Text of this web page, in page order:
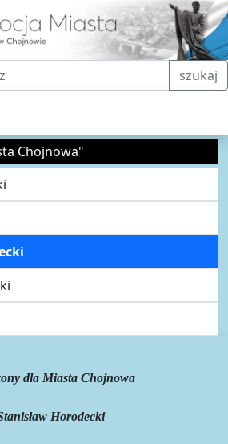
szukaj
Chojnowa"
dla Miasta Chojnowa
Horodecki